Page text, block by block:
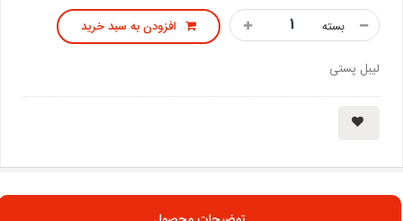
بسته افزودن به سبد خرید
لیبل پستی